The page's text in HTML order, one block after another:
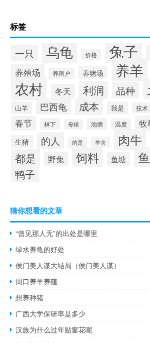
标签
一只 乌龟 价格 兔子
养殖场 养殖户 养猪场 养羊
农村 冬天 利润 品种
山羊 巴西龟 成本 我是 技术
春节
林下 母猪 池塘 温度 牧
生猪 的人 的是 羊舍 肉牛
都是 野兔 饲料 鱼塘
鸭子
猜你想看的文章
“曾见那人无”的出处是哪里
绿水养龟的好处
侯门美人谋大结局（侯门美人谋）
周口养羊养殖
想养种猪
广西大学保研率是多少
汉族为什么过年贴窗花呢